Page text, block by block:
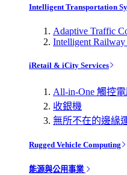
Intelligent Transportation
Adaptive Traffic
Intelligent Railway
iRetail & iCity Services
All-in-One 觸控
收銀機
無所不在的邊緣
Rugged Vehicle Computing
能源與公用事業